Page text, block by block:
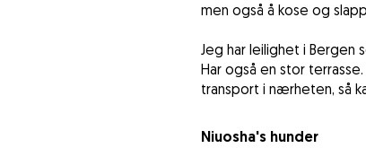
men også å kose og
Jeg har leilighet i Bergen
Har også en stor
transport i nærheten, så
Niuosha's hunder